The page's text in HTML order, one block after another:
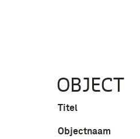
OBJECT
Titel
Objectnaam